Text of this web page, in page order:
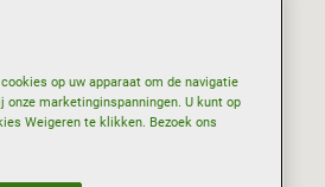
op uw apparaat om de navigatie
marketinginspanningen. U kunt op
Weigeren te klikken. Bezoek ons